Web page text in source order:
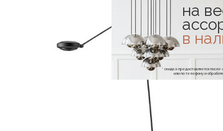
на
в
* скидка предоставляется
или по телефону и